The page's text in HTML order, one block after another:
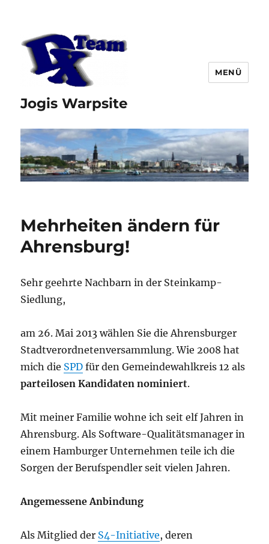
Jogis Warpsite
MENÜ
Mehrheiten ändern für
Ahrensburg!
Sehr geehrte Nachbarn in der Steinkamp-
Siedlung,
am 26. Mai 2013 wählen Sie die Ahrensburger
Stadtverordnetenversammlung. Wie 2008 hat
mich die SPD für den Gemeindewahlkreis 12 als
parteilosen Kandidaten nominiert.
Mit meiner Familie wohne ich seit elf Jahren in
Ahrensburg. Als Software-Qualitätsmanager in
einem Hamburger Unternehmen teile ich die
Sorgen der Berufspendler seit vielen Jahren.
Angemessene Anbindung
Als Mitglied der S4-Initiative, deren